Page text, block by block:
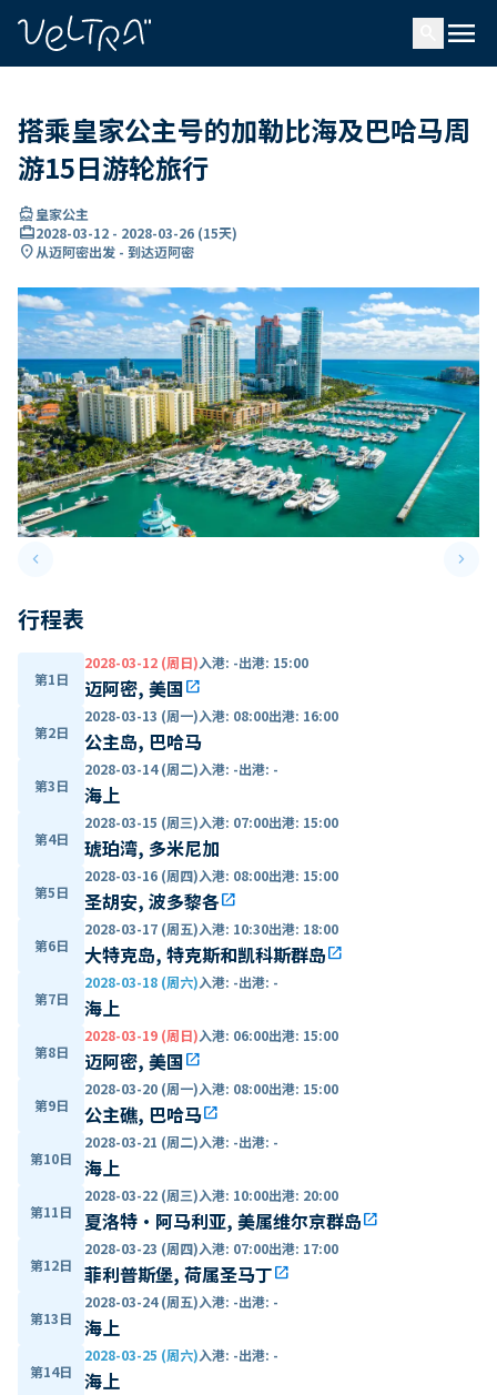
menu
搭乘皇家公主号的加勒比海及巴哈马周
游15日游轮旅行
directions_boat皇家公主
card_travel2028-03-12 - 2028-03-26 (15天)
location_on从迈阿密出发 - 到达迈阿密
keyboard_arrow_leftPrevious slide keyboard_arrow_right
行程表
第1日
2028-03-12 (周日)入港: -出港: 15:00
迈阿密, 美国open_in_new
第2日
2028-03-13 (周一)入港: 08:00出港: 16:00
公主岛, 巴哈马
第3日
2028-03-14 (周二)入港: -出港: -
海上
第4日
2028-03-15 (周三)入港: 07:00出港: 15:00
琥珀湾, 多米尼加
第5日
2028-03-16 (周四)入港: 08:00出港: 15:00
圣胡安, 波多黎各open_in_new
第6日
2028-03-17 (周五)入港: 10:30出港: 18:00
大特克岛, 特克斯和凯科斯群岛open_in_new
第7日
2028-03-18 (周六)入港: -出港: -
海上
第8日
2028-03-19 (周日)入港: 06:00出港: 15:00
迈阿密, 美国open_in_new
第9日
2028-03-20 (周一)入港: 08:00出港: 15:00
公主礁, 巴哈马open_in_new
第10日
2028-03-21 (周二)入港: -出港: -
海上
第11日
2028-03-22 (周三)入港: 10:00出港: 20:00
夏洛特·阿马利亚, 美属维尔京群岛open_in_new
第12日
2028-03-23 (周四)入港: 07:00出港: 17:00
菲利普斯堡, 荷属圣马丁open_in_new
第13日
2028-03-24 (周五)入港: -出港: -
海上
第14日
2028-03-25 (周六)入港: -出港: -
海上